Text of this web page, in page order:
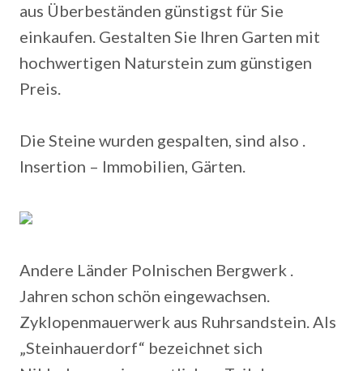
aus Überbeständen günstigst für Sie
einkaufen. Gestalten Sie Ihren Garten mit
hochwertigen Naturstein zum günstigen
Preis.
Die Steine wurden gespalten, sind also .
Insertion – Immobilien, Gärten.
Andere Länder Polnischen Bergwerk .
Jahren schon schön eingewachsen.
Zyklopenmauerwerk aus Ruhrsandstein. Als
„Steinhauerdorf“ bezeichnet sich